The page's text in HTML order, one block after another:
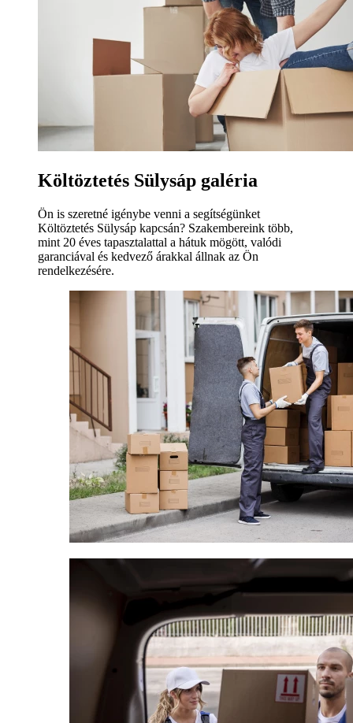
Költöztetés Sülysáp galéria
Ön is szeretné igénybe venni a segítségünket
Költöztetés Sülysáp kapcsán? Szakembereink több,
mint 20 éves tapasztalattal a hátuk mögött, valódi
garanciával és kedvező árakkal állnak az Ön
rendelkezésére.